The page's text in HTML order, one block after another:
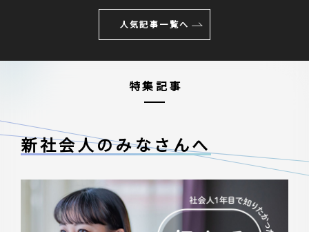
人気記事一覧へ
特集記事
新社会人のみなさんへ